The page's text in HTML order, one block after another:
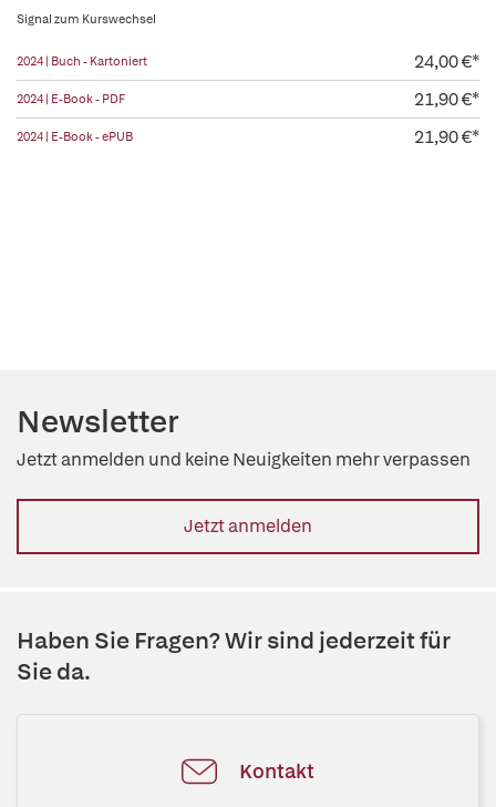
Signal zum Kurswechsel
2024 | Buch - Kartoniert 24,00 €*
2024 | E-Book - PDF 21,90 €*
2024 | E-Book - ePUB 21,90 €*
Newsletter
Jetzt anmelden und keine Neuigkeiten mehr verpassen
Jetzt anmelden
Haben Sie Fragen? Wir sind jederzeit für
Sie da.
Kontakt